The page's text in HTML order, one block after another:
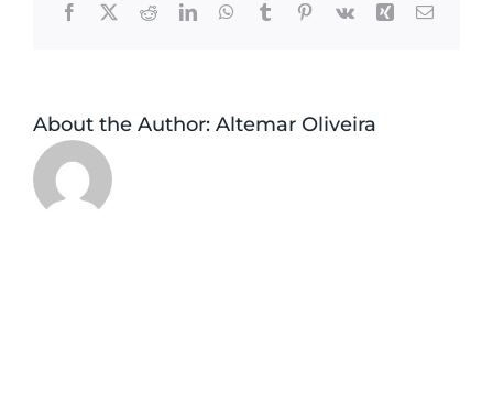
Facebook
X RedditLinkedInWhatsApp
TumblrPinterest
Vk Xing Email
About the Author: Altemar Oliveira